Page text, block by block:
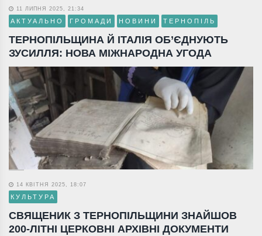
11 ЛИПНЯ 2025, 21:34
АКТУАЛЬНО ГРОМАДИ НОВИНИ ТЕРНОПІЛЬ
ТЕРНОПІЛЬЩИНА Й ІТАЛІЯ ОБ’ЄДНУЮТЬ
ЗУСИЛЛЯ: НОВА МІЖНАРОДНА УГОДА
14 КВІТНЯ 2025, 18:07
КУЛЬТУРА
СВЯЩЕНИК З ТЕРНОПІЛЬЩИНИ ЗНАЙШОВ
200-ЛІТНІ ЦЕРКОВНІ АРХІВНІ ДОКУМЕНТИ